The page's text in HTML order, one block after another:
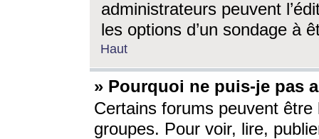
administrateurs peuvent
les options d’un sondage à
Haut
» Pourquoi ne puis-je pas
Certains forums peuvent être
groupes. Pour voir, lire,